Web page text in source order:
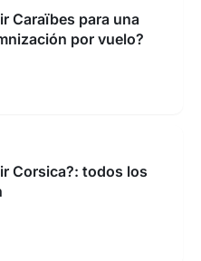
Caraïbes para una
por vuelo?
Corsica?: todos los